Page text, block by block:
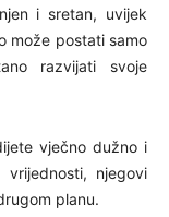
i sretan, uvijek
može postati samo
razvijati svoje
vječno dužno i
njegovi
planu.